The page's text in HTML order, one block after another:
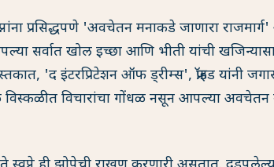
प्रसिद्धपणे 'अवचेतन मनाकडे जाणारा
सर्वात खोल इच्छा आणि भीती यांची
'द इंटरप्रिटेशन ऑफ ड्रीम्स', फ्रॉइड यांनी
विचारांचा गोंधळ नसून आपल्या अवचेतन